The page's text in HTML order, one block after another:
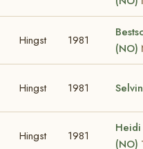
Hingst 1981
(NO)
Hingst 1981
Hingst 1981
Heidi
(NO)